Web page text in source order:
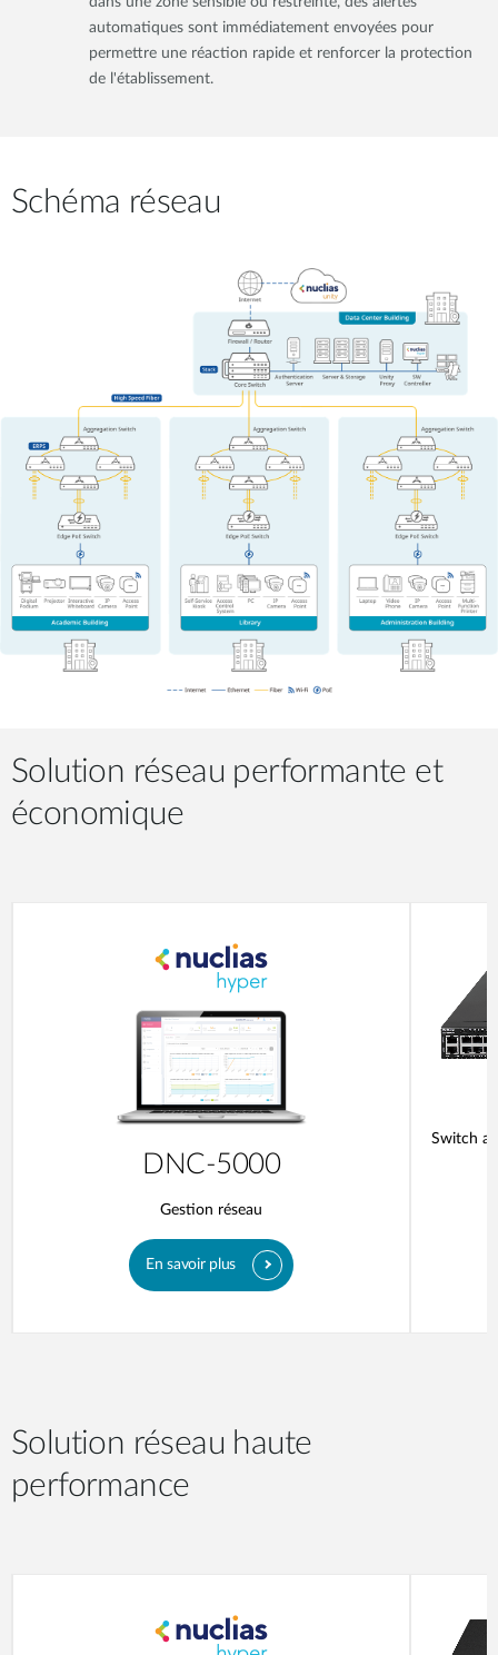
automatiques sont immédiatement envoyées pour
permettre une réaction rapide et renforcer la protection
de l'établissement.
Schéma réseau
Solution réseau performante et
économique
DNC-5000
Gestion réseau
En savoir plus
Switch
Solution réseau haute
performance